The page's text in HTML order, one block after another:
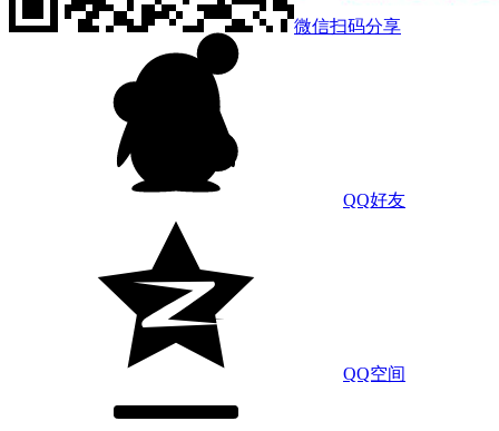
微信扫码分享
QQ好友
QQ空间